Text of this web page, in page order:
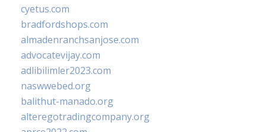
cyetus.com
bradfordshops.com
almadenranchsanjose.com
advocatevijay.com
adlibilimler2023.com
naswwebed.org
balithut-manado.org
alteregotradingcompany.org